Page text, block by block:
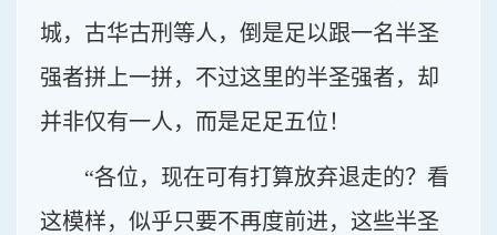
城，古华古刑等人，倒是足以跟一名半圣
强者拼上一拼，不过这里的半圣强者，却
并非仅有一人，而是足足五位！
“各位，现在可有打算放弃退走的？看
这模样，似乎只要不再度前进，这些半圣